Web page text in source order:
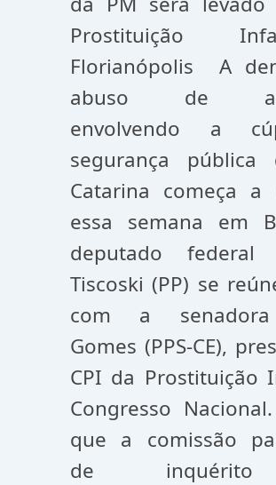
Prostituição
Florianópolis ­ A
abuso de
envolvendo a
segurança pública
Catarina começa a
essa semana em
deputado federal
Tiscoski (PP) se
com a senadora
Gomes (PPS-CE),
CPI da Prostituição
Congresso
que a comissão
de